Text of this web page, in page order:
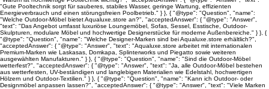
"Gute Pooltechnik sorgt für sauberes, stabiles Wasser, geringe Wartung, effizienten
Energieverbrauch und einen störungsfreien Poolbetrieb." } }, { "@type": "Question", "name":
"Welche Outdoor-Möbel bietet Aqualuxe.store an?", "acceptedAnswer": { "@type": "Answer",
"text": "Das Angebot umfasst luxuriöse Loungemöbel, Sofas, Sessel, Esstische, Outdoor-
Skulpturen, modulare Möbel und hochwertige Designerstücke für moderne Außenbereiche." } }, {
"@type": "Question", "name": "Welche Designer-Marken sind bei Aqualuxe.store erhältlich?",
"acceptedAnswer": { "@type": "Answer", "text": "Aqualuxe.store arbeitet mit internationalen
Premium-Marken wie Laskasas, Domkapa, Splinterworks und Piegatto sowie weiteren
ausgewählten Manufakturen." } }, { "@type": "Question", "name": "Sind die Outdoor-Möbel
wetterfest?", "acceptedAnswer": { "@type": "Answer", "text": "Ja, alle Outdoor-Möbel bestehen
aus wetterfesten, UV-beständigen und langlebigen Materialien wie Edelstahl, hochwertigen
Hölzern und Outdoor-Textilien." } }, { "@type": "Question", "name": "Kann ich Outdoor- oder
Designmöbel anpassen lassen?", "acceptedAnswer": { "@type": "Answer", "text": "Viele Marken